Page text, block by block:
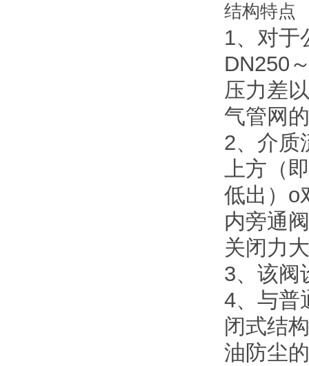
结构特点
1、对于
DN250
压力差
气管网
2、介质
上方（
低出）o
内旁通
关闭力
3、该阀
4、与普
闭式结
油防尘